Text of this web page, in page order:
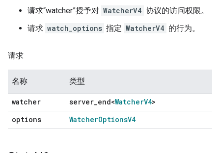
请求“watcher”授予对 WatcherV4 协议的访问权限。
请求 watch_options 指定 WatcherV4 的行为。
请求
名称 类型
watcher server_end<WatcherV4>
options
WatcherOptionsV4